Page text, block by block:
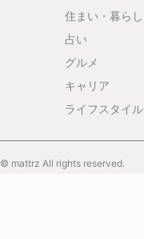
住まい・暮らし
占い
グルメ
キャリア
ライフスタイル
© mattrz All rights reserved.